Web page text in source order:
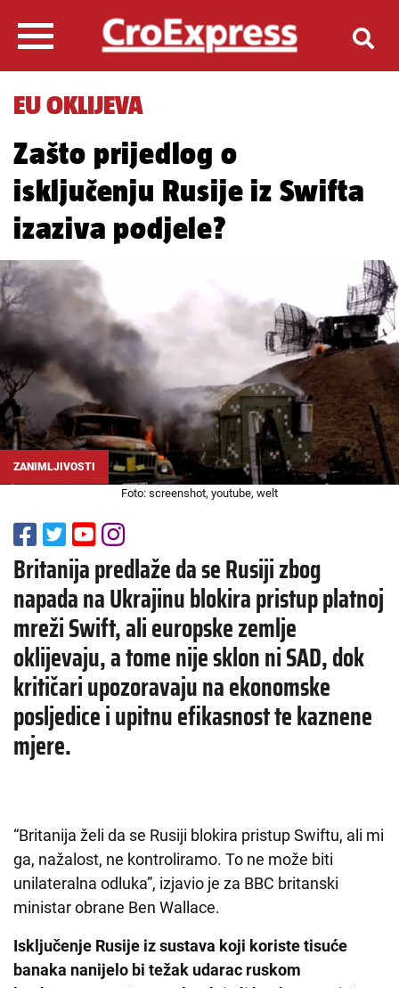
EU OKLIJEVA
Zašto prijedlog o
isključenju Rusije iz Swifta
izaziva podjele?
ZANIMLJIVOSTI
Foto: screenshot, youtube, welt
Britanija predlaže da se Rusiji zbog
napada na Ukrajinu blokira pristup platnoj
mreži Swift, ali europske zemlje
oklijevaju, a tome nije sklon ni SAD, dok
kritičari upozoravaju na ekonomske
posljedice i upitnu efikasnost te kaznene
mjere.
“Britanija želi da se Rusiji blokira pristup Swiftu, ali mi
ga, nažalost, ne kontroliramo. To ne može biti
unilateralna odluka”, izjavio je za BBC britanski
ministar obrane Ben Wallace.
Isključenje Rusije iz sustava koji koriste tisuće
banaka nanijelo bi težak udarac ruskom